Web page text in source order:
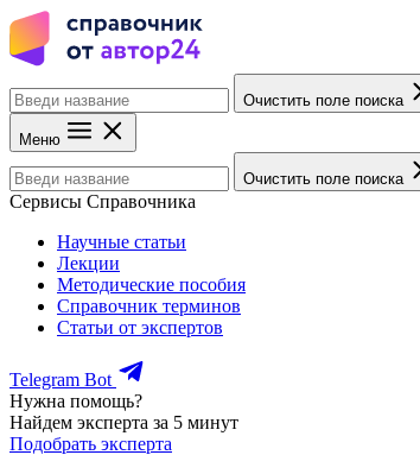
Очистить поле поиска
Меню
Очистить поле поиска
Сервисы Справочника
Научные статьи
Лекции
Методические пособия
Справочник терминов
Статьи от экспертов
Telegram Bot
Нужна помощь?
Найдем эксперта за 5 минут
Подобрать эксперта